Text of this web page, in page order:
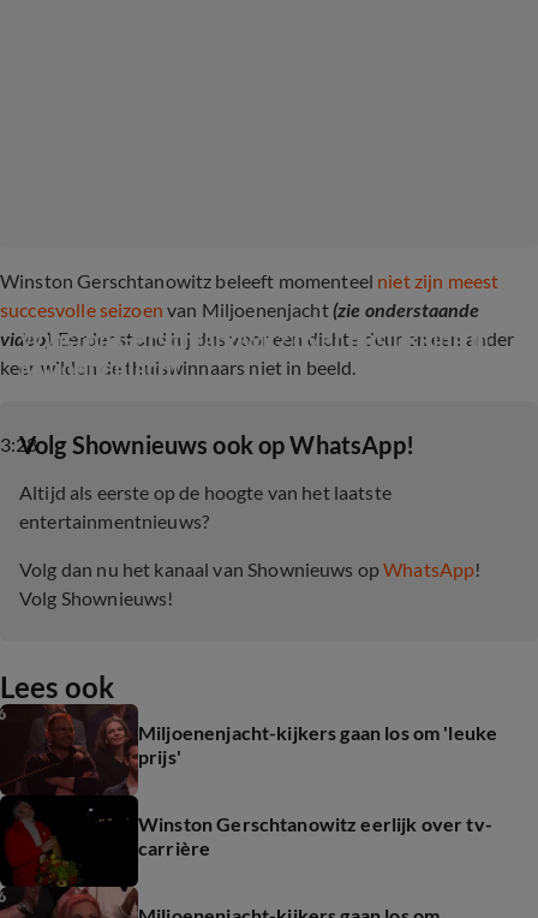
Winston Gerschtanowitz beleeft momenteel niet zijn meest
succesvolle seizoen van Miljoenenjacht(zie onderstaande
video). Eerder stond hij dus voor een dichte deur en een ander
keer wilden de thuiswinnaars niet in beeld.
3:28
Winston Gerschtanowitz over mislukking in
Miljoenenjacht
‎Volg Shownieuws ook op WhatsApp!
Altijd als eerste op de hoogte van het laatste
entertainmentnieuws?
Volg dan nu het kanaal van Shownieuws opWhatsApp!
Volg Shownieuws!
Lees ook
Miljoenenjacht-kijkers gaan los om 'leuke
prijs'
Winston Gerschtanowitz eerlijk over tv-
carrière